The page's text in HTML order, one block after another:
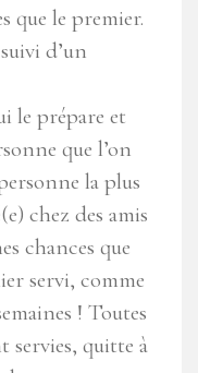
que le premier.
d’un
le prépare et
que l’on
la plus
chez des amis
chances que
servi, comme
! Toutes
servies, quitte à